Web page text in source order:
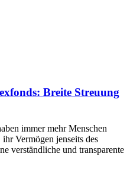
Breite Streuung
immer mehr Menschen
Vermögen jenseits des
verständliche und transparente